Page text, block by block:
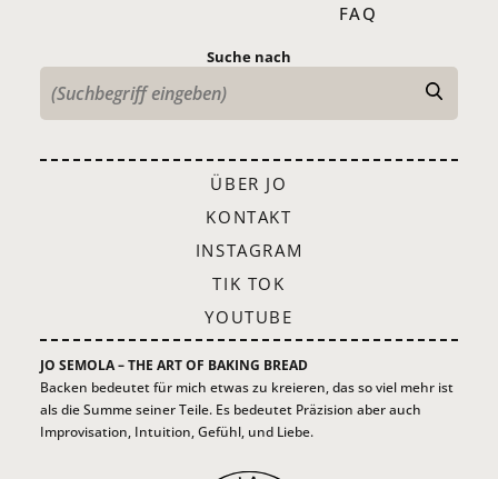
FAQ
Suche nach
ÜBER JO
KONTAKT
INSTAGRAM
TIK TOK
YOUTUBE
JO SEMOLA – THE ART OF BAKING BREAD
Backen bedeutet für mich etwas zu kreieren, das so viel mehr ist
als die Summe seiner Teile. Es bedeutet Präzision aber auch
Improvisation, Intuition, Gefühl, und Liebe.